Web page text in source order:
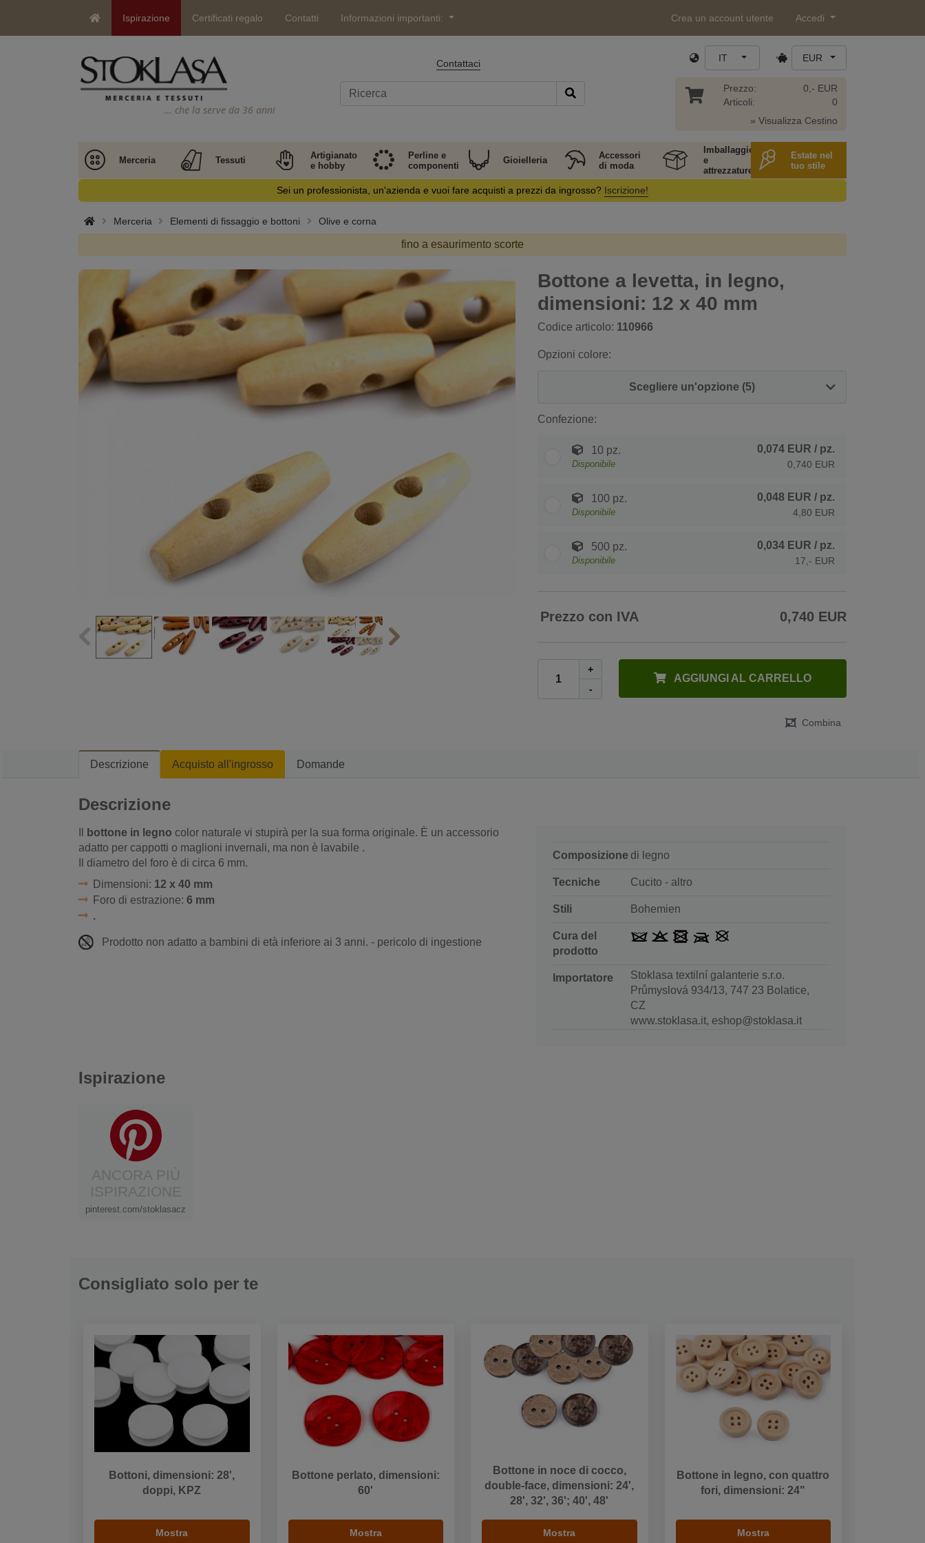
Ispirazione Certificati regalo Contatti Informazioni importanti: Crea un account utente Accedi
… che la serve da 36 anni
Contattaci IT EUR
Prezzo:
Articoli:
0,- EUR
0
» Visualizza Cestino
Merceria Tessuti
Artigianato
e hobby
Perline e
componenti
Gioielleria
Accessori
di moda
Imballaggio
e
attrezzature
Estate nel
tuo stile
Sei un professionista, un'azienda e vuoi fare acquisti a prezzi da ingrosso? Iscrizione!
Merceria Elementi di fissaggio e bottoni Olive e corna
fino a esaurimento scorte
Bottone a levetta, in legno,
dimensioni: 12 x 40 mm
Codice articolo: 110966
Opzioni colore:
Scegliere un'opzione (5)
Confezione:
10 pz.
Disponibile
0,074 EUR / pz.
0,740 EUR
100 pz.
Disponibile
0,048 EUR / pz.
4,80 EUR
500 pz.
Disponibile
0,034 EUR / pz.
17,- EUR
Prezzo con IVA 0,740 EUR
+
-
AGGIUNGI AL CARRELLO
Combina
Descrizione Acquisto all'ingrosso Domande
Descrizione
bottone in legno color naturale vi stupirà per la sua forma originale. È un accessorio
adatto per cappotti o maglioni invernali, ma non è lavabile .
Il diametro del foro è di circa 6 mm.
Dimensioni: 12 x 40 mm
Foro di estrazione: 6 mm
.
Prodotto non adatto a bambini di età inferiore ai 3 anni. - pericolo di ingestione
Composizione di legno
Tecniche Cucito - altro
Stili Bohemien
Cura del
prodotto
Importatore
Stoklasa textilní galanterie s.r.o.
Průmyslová 934/13, 747 23 Bolatice,
CZ
www.stoklasa.it, eshop@stoklasa.it
Ispirazione
pinterest.com/stoklasacz
Consigliato solo per te
Bottoni, dimensioni: 28',
doppi, KPZ
Mostra
Bottone perlato, dimensioni:
60'
Mostra
Bottone in noce di cocco,
double-face, dimensioni: 24',
28', 32', 36'; 40', 48'
Mostra
Bottone in legno, con quattro
fori, dimensioni: 24"
Mostra